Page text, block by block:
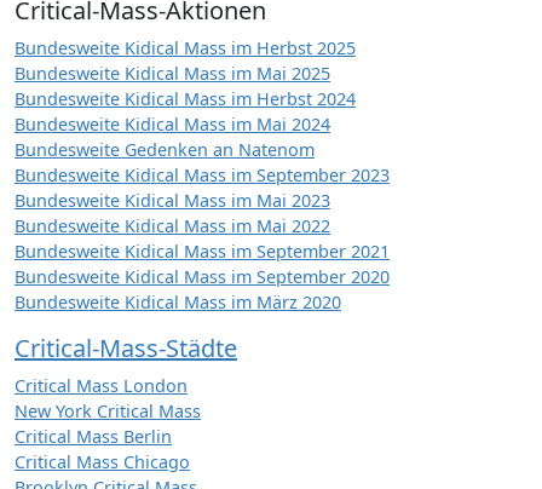
Critical-Mass-Aktionen
Bundesweite Kidical Mass im Herbst 2025
Bundesweite Kidical Mass im Mai 2025
Bundesweite Kidical Mass im Herbst 2024
Bundesweite Kidical Mass im Mai 2024
Bundesweite Gedenken an Natenom
Bundesweite Kidical Mass im September 2023
Bundesweite Kidical Mass im Mai 2023
Bundesweite Kidical Mass im Mai 2022
Bundesweite Kidical Mass im September 2021
Bundesweite Kidical Mass im September 2020
Bundesweite Kidical Mass im März 2020
Critical-Mass-Städte
Critical Mass London
New York Critical Mass
Critical Mass Berlin
Critical Mass Chicago